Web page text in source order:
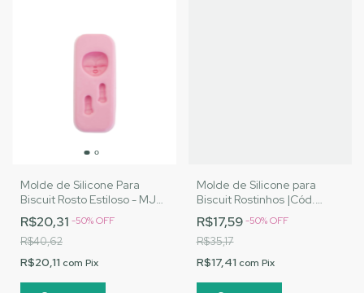
Molde de Silicone Para
Biscuit Rosto Estiloso - MJ
Artesanatos |Cód. 1441
R$20,31 -50%OFF
R$40,62
R$20,11 com Pix
Molde de Silicone para
Biscuit Rostinhos |Cód.
2647
R$17,59-50%OFF
R$35,17
R$17,41 com Pix